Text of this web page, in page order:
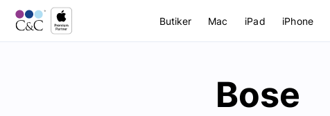
Butiker Mac iPad iPhone
Bose